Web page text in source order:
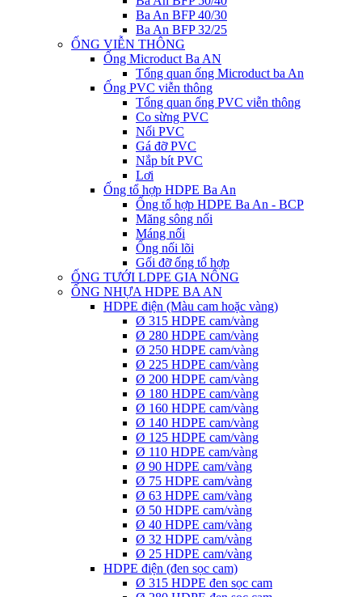
Ba An BFP 40/30
Ba An BFP 32/25
ỐNG VIỄN THÔNG
Ống Microduct Ba AN
Tổng quan ống Microduct ba An
Ống PVC viễn thông
Tổng quan ống PVC viễn thông
Co sừng PVC
Nối PVC
Gá đỡ PVC
Nắp bít PVC
Lơi
Ống tổ hợp HDPE Ba An
Ống tổ hợp HDPE Ba An - BCP
Măng sông nối
Máng nối
Ống nối lõi
Gối đỡ ống tổ hợp
ỐNG TƯỚI LDPE GIA NÔNG
ỐNG NHỰA HDPE BA AN
HDPE điện (Màu cam hoặc vàng)
Ø 315 HDPE cam/vàng
Ø 280 HDPE cam/vàng
Ø 250 HDPE cam/vàng
Ø 225 HDPE cam/vàng
Ø 200 HDPE cam/vàng
Ø 180 HDPE cam/vàng
Ø 160 HDPE cam/vàng
Ø 140 HDPE cam/vàng
Ø 125 HDPE cam/vàng
Ø 110 HDPE cam/vàng
Ø 90 HDPE cam/vàng
Ø 75 HDPE cam/vàng
Ø 63 HDPE cam/vàng
Ø 50 HDPE cam/vàng
Ø 40 HDPE cam/vàng
Ø 32 HDPE cam/vàng
Ø 25 HDPE cam/vàng
HDPE điện (đen sọc cam)
Ø 315 HDPE đen sọc cam